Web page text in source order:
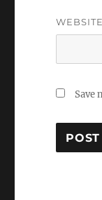
WEBSITE
Save